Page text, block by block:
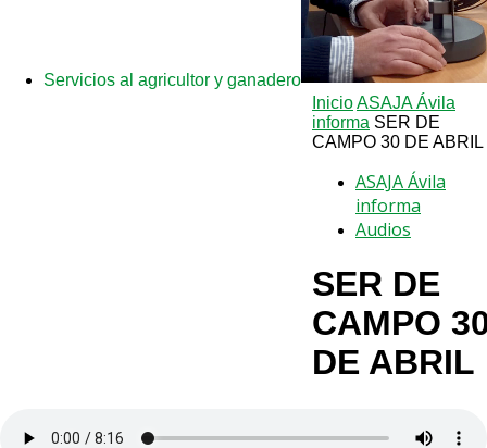
Servicios al agricultor y ganadero
InicioASAJA Ávila
informa SER DE
CAMPO 30 DE ABRIL
ASAJA Ávila
informa
Audios
SER DE
CAMPO
DE ABRIL